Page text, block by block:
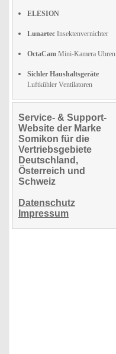
ELESION
Lunartec Insektenvernichter
OctaCam Mini-Kamera Uhren
Sichler Haushaltsgeräte
Luftkühler Ventilatoren
Service- & Support-
Website der Marke
Somikon für die
Vertriebsgebiete
Deutschland,
Österreich und
Schweiz
Datenschutz
Impressum